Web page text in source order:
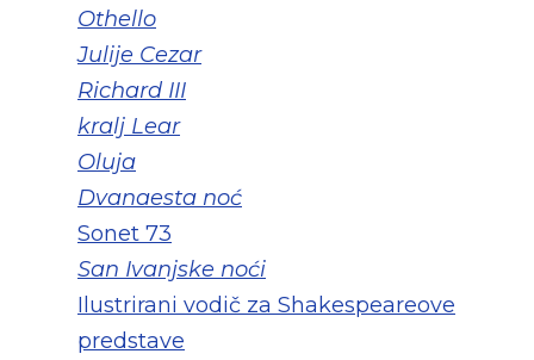
Othello
Julije Cezar
Richard III
kralj Lear
Oluja
Dvanaesta noć
Sonet 73
San Ivanjske noći
Ilustrirani vodič za Shakespeareove
predstave